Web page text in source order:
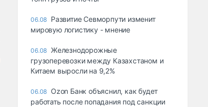
06.08 Развитие Севморпути изменит
мировую логистику - мнение
06.08 Железнодорожные
грузоперевозки между Казахстаном и
Китаем выросли на 9,2%
06.08 Ozon Банк объяснил, как будет
работать после попадания под санкции